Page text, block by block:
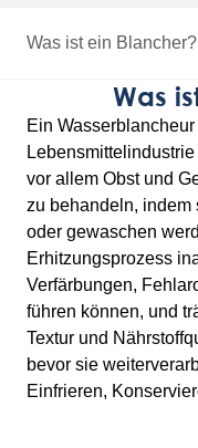
Was ist ein Blancher?
Was
Ein
vor allem Obst und
zu behandeln, indem
oder gewaschen
Erhitzungsprozess
Verfärbungen,
führen können, und
Textur und
bevor sie
Einfrieren,